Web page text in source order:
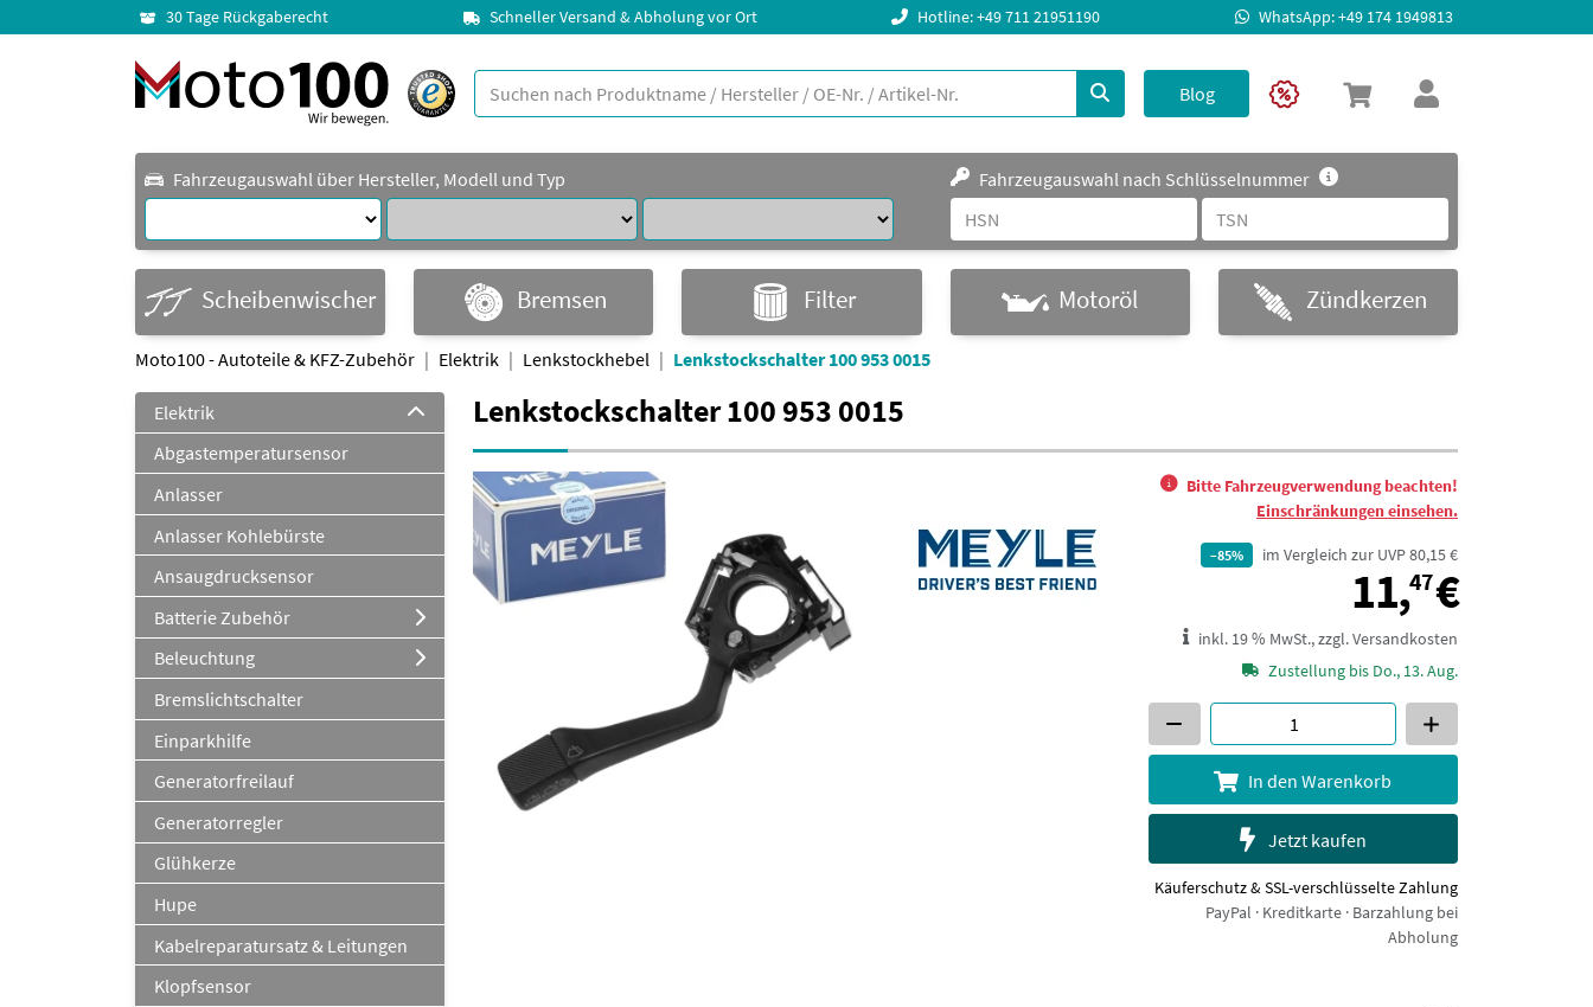
30 Tage Rückgaberecht Schneller Versand & Abholung vor Ort Hotline: +49 711 21951190 WhatsApp: +49 174 1949813
Blog
Fahrzeugauswahl über Hersteller, Modell und Typ Fahrzeugauswahl nach Schlüsselnummer
Scheibenwischer Bremsen Filter Motoröl Zündkerzen
Moto100 - Autoteile & KFZ-Zubehör Elektrik Lenkstockhebel Lenkstockschalter 100 953 0015
Elektrik
Abgastemperatursensor
Anlasser
Anlasser Kohlebürste
Ansaugdrucksensor
Batterie Zubehör
Beleuchtung
Bremslichtschalter
Einparkhilfe
Generatorfreilauf
Generatorregler
Glühkerze
Hupe
Kabelreparatursatz & Leitungen
Klopfsensor
Lenkstockschalter 100 953 0015
Bitte Fahrzeugverwendung beachten!
Einschränkungen einsehen.
–85% im Vergleich zur UVP 80,15 €
11,47€11,47 €
inkl. 19 % MwSt., zzgl. Versandkosten
Zustellung bis Do., 13. Aug.
In den Warenkorb
Jetzt kaufen
Käuferschutz & SSL-verschlüsselte Zahlung
PayPal · Kreditkarte · Barzahlung bei
Abholung